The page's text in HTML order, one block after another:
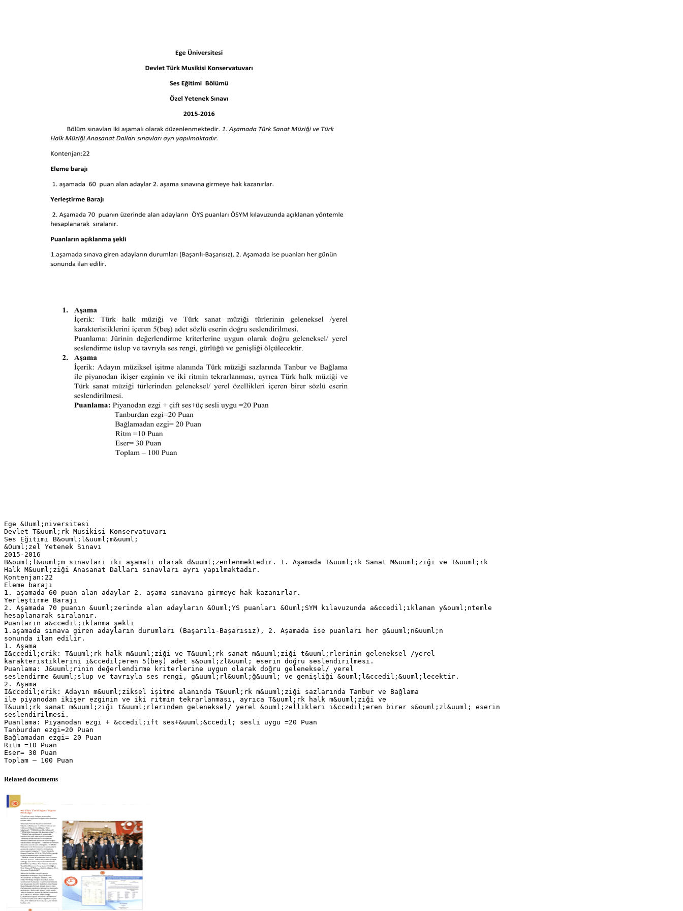
Ege &Uuml;niversitesi
Devlet T&uuml;rk Musikisi Konservatuvarı
Ses Eğitimi B&ouml;l&uuml;m&uuml;
&Ouml;zel Yetenek Sınavı
2015-2016
B&ouml;l&uuml;m sınavları iki aşamalı olarak d&uuml;zenlenmektedir. 1. Aşamada T&uuml;rk Sanat M&uuml;ziği ve T&uuml;rk
Halk M&uuml;ziği Anasanat Dalları sınavları ayrı yapılmaktadır.
Kontenjan:22
Eleme barajı
1. aşamada 60 puan alan adaylar 2. aşama sınavına girmeye hak kazanırlar.
Yerleştirme Barajı
2. Aşamada 70 puanın &uuml;zerinde alan adayların &Ouml;YS puanları &Ouml;SYM kılavuzunda a&ccedil;ıklanan y&ouml;ntemle
hesaplanarak sıralanır.
Puanların a&ccedil;ıklanma şekli
1.aşamada sınava giren adayların durumları (Başarılı-Başarısız), 2. Aşamada ise puanları her g&uuml;n&uuml;n
sonunda ilan edilir.
1. Aşama
İ&ccedil;erik: T&uuml;rk halk m&uuml;ziği ve T&uuml;rk sanat m&uuml;ziği t&uuml;rlerinin geleneksel /yerel
karakteristiklerini i&ccedil;eren 5(beş) adet s&ouml;zl&uuml; eserin doğru seslendirilmesi.
Puanlama: J&uuml;rinin değerlendirme kriterlerine uygun olarak doğru geleneksel/ yerel
seslendirme &uuml;slup ve tavrıyla ses rengi, g&uuml;rl&uuml;ğ&uuml; ve genişliği &ouml;l&ccedil;&uuml;lecektir.
2. Aşama
İ&ccedil;erik: Adayın m&uuml;ziksel işitme alanında T&uuml;rk m&uuml;ziği sazlarında Tanbur ve Bağlama
ile piyanodan ikişer ezginin ve iki ritmin tekrarlanması, ayrıca T&uuml;rk halk m&uuml;ziği ve
T&uuml;rk sanat m&uuml;ziği t&uuml;rlerinden geleneksel/ yerel &ouml;zellikleri i&ccedil;eren birer s&ouml;zl&uuml; eserin
seslendirilmesi.
Puanlama: Piyanodan ezgi + &ccedil;ift ses+&uuml;&ccedil; sesli uygu =20 Puan
Tanburdan ezgi=20 Puan
Bağlamadan ezgi= 20 Puan
Ritm =10 Puan
Eser= 30 Puan
Related documents